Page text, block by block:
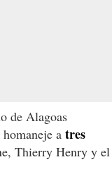
de Alagoas
a tres
Thierry Henry y el